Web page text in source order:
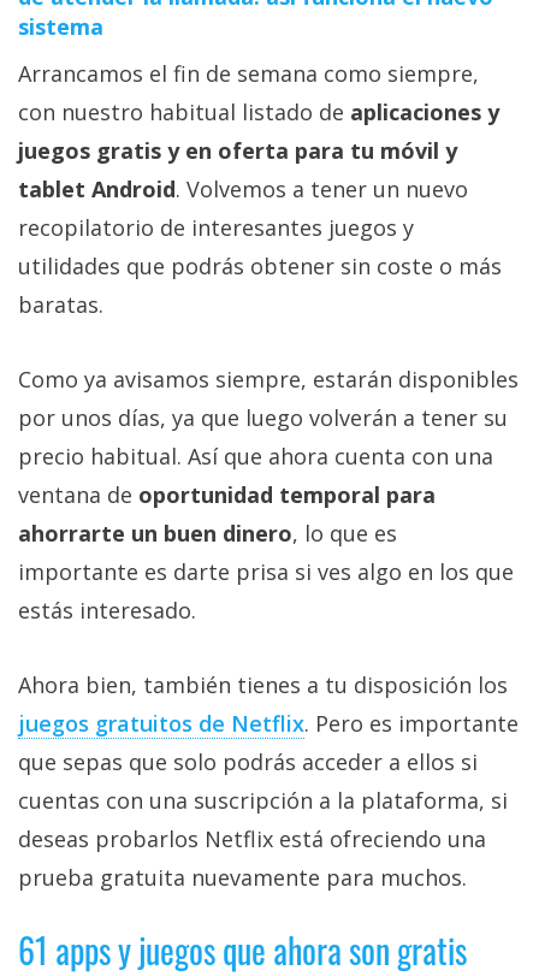
sistema
Arrancamos el fin de semana como siempre,
con nuestro habitual listado de aplicaciones y
juegos gratis y en oferta para tu móvil y
tablet Android. Volvemos a tener un nuevo
recopilatorio de interesantes juegos y
utilidades que podrás obtener sin coste o más
baratas.
Como ya avisamos siempre, estarán disponibles
por unos días, ya que luego volverán a tener su
precio habitual. Así que ahora cuenta con una
ventana de oportunidad temporal para
ahorrarte un buen dinero, lo que es
importante es darte prisa si ves algo en los que
estás interesado.
Ahora bien, también tienes a tu disposición los
juegos gratuitos de Netflix‎. Pero es importante
que sepas que solo podrás acceder a ellos si
cuentas con una suscripción a la plataforma, si
deseas probarlos Netflix está ofreciendo una
prueba gratuita nuevamente para muchos.
61 apps y juegos que ahora son gratis